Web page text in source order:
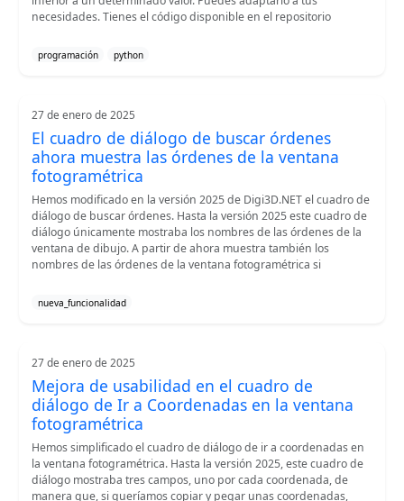
necesidades. Tienes el código disponible en el repositorio
programación python
27 de enero de 2025
El cuadro de diálogo de buscar órdenes
ahora muestra las órdenes de la ventana
fotogramétrica
Hemos modificado en la versión 2025 de Digi3D.NET el cuadro de
diálogo de buscar órdenes. Hasta la versión 2025 este cuadro de
diálogo únicamente mostraba los nombres de las órdenes de la
ventana de dibujo. A partir de ahora muestra también los
nombres de las órdenes de la ventana fotogramétrica si
nueva_funcionalidad
27 de enero de 2025
Mejora de usabilidad en el cuadro de
diálogo de Ir a Coordenadas en la ventana
fotogramétrica
Hemos simplificado el cuadro de diálogo de ir a coordenadas en
la ventana fotogramétrica. Hasta la versión 2025, este cuadro de
diálogo mostraba tres campos, uno por cada coordenada, de
manera que, si queríamos copiar y pegar unas coordenadas,